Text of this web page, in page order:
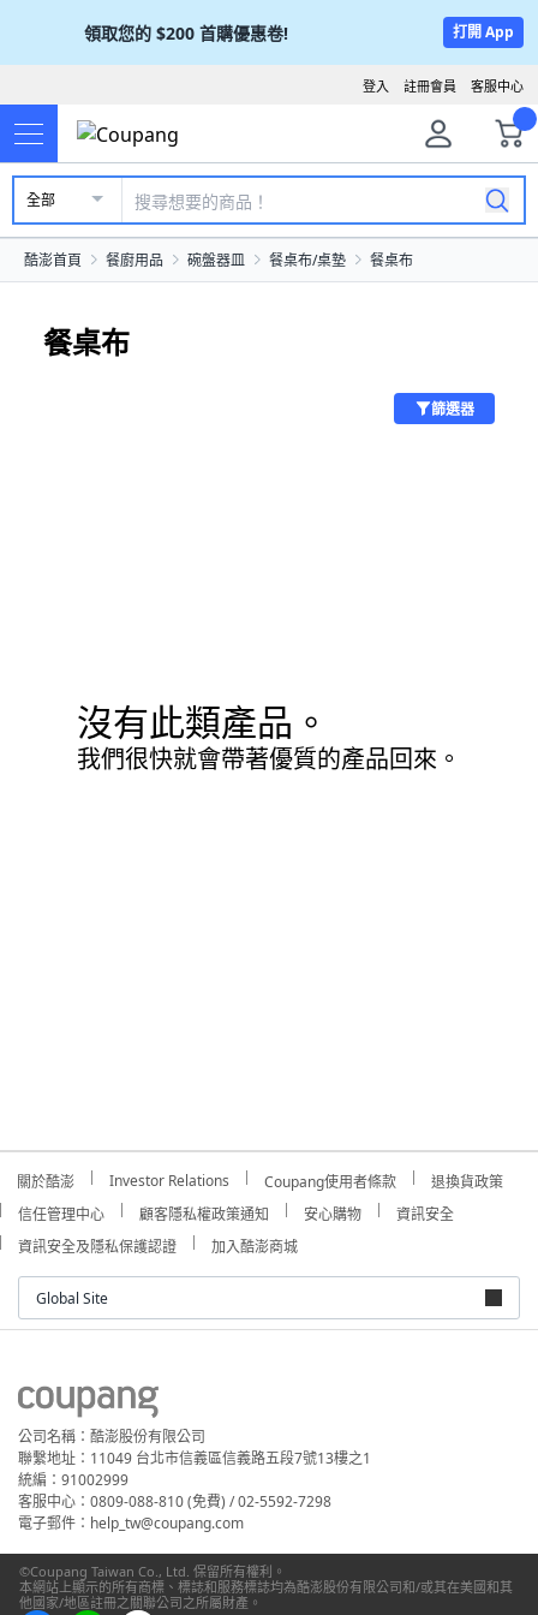
領取您的 $200 首購優惠卷! 打開 App
客服中心
註冊會員
登入
全部
酷澎首頁 餐廚用品 碗盤器皿 餐桌布/桌墊 餐桌布
餐桌布
篩選器
沒有此類產品。
我們很快就會帶著優質的產品回來。
關於酷澎 Investor Relations Coupang使用者條款
退換貨政策
信任管理中心
顧客隱私權政策通知 安心購物
資訊安全
資訊安全及隱私保護認證
加入酷澎商城
Global Site
公司名稱：酷澎股份有限公司
聯繫地址：11049 台北市信義區信義路五段7號13樓之1
統編：91002999
客服中心：0809-088-810 (免費) / 02-5592-7298
電子郵件：help_tw@coupang.com
©Coupang Taiwan Co., Ltd. 保留所有權利。
本網站上顯示的所有商標、標誌和服務標誌均為酷澎股份有限公司和/或其在美國和其
他國家/地區註冊之關聯公司之所屬財產。